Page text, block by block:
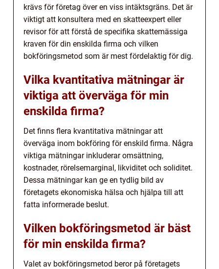
krävs för företag över en viss intäktsgräns. Det är
viktigt att konsultera med en skatteexpert eller
revisor för att förstå de specifika skattemässiga
kraven för din enskilda firma och vilken
bokföringsmetod som är mest fördelaktig för dig.
Vilka kvantitativa mätningar är
viktiga att överväga för min
enskilda firma?
Det finns flera kvantitativa mätningar att
överväga inom bokföring för enskild firma. Några
viktiga mätningar inkluderar omsättning,
kostnader, rörelsemarginal, likviditet och soliditet.
Dessa mätningar kan ge en tydlig bild av
företagets ekonomiska hälsa och hjälpa till att
fatta informerade beslut.
Vilken bokföringsmetod är bäst
för min enskilda firma?
Valet av bokföringsmetod beror på företagets